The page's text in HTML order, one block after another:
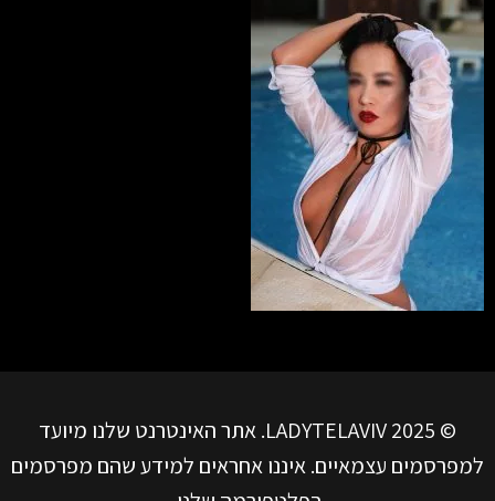
© LADYTELAVIV 2025. אתר האינטרנט שלנו מיועד
למפרסמים עצמאיים. איננו אחראים למידע שהם מפרסמים